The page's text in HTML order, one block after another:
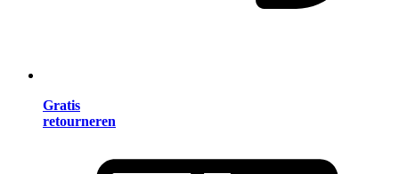
Gratis
retourneren